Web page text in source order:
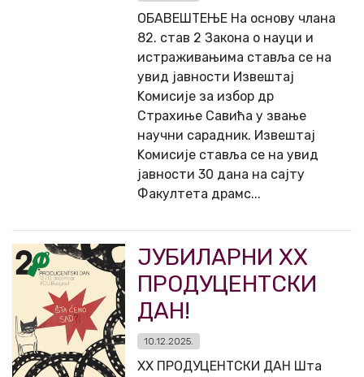
ОБАВЕШТЕЊЕ На основу члана
82. став 2 Закона о науци и
истраживањима ставља се на
увид јавности Извештај
Kомисије за избор др
Страхиње Савића у звање
научни сарадник. Извештај
Kомисије ставља се на увид
јавности 30 дана на сајту
Факултета драмс...
ЈУБИЛАРНИ XX
ПРОДУЦЕНТСКИ
ДАН!
10.12.2025.
XX ПРОДУЦЕНТСКИ ДАН Шта